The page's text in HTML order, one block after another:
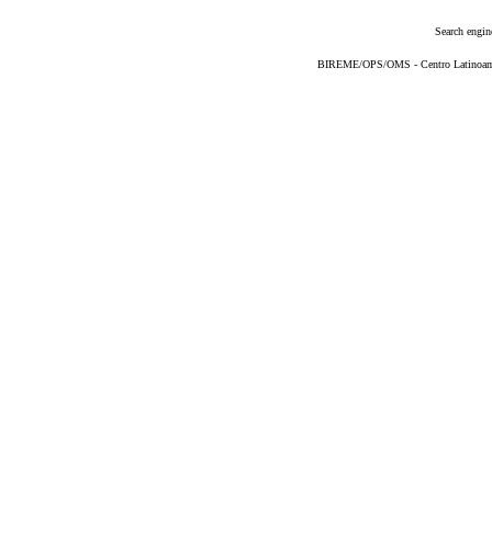
Search
BIREME/OPS/OMS - Centro